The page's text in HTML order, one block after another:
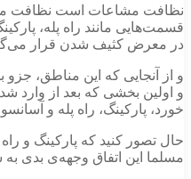
نظافت مشاعات است نظافت
قسمت‌هایی مانند راه پله،
در معرض کثیف شدن قرار
و از آنجایی که این مناطق،
و اولین بخشی که بعد از
خورد، پارکینگ، راه پله و
حال تصور کنید که پارکینگ و راه
مسلما این اتفاق وجهه‌ی بدی به